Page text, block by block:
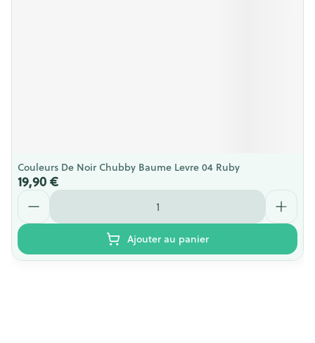
Couleurs De Noir Chubby Baume Levre 04 Ruby
19,90 €
Quantité
Ajouter au panier